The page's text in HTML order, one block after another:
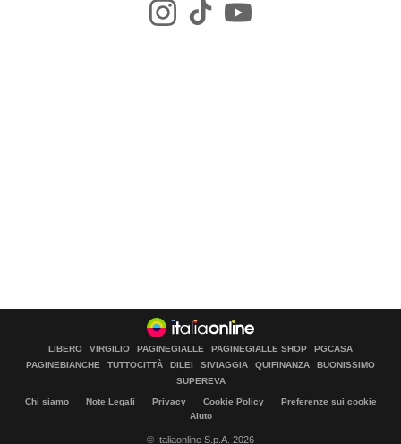
LIBERO VIRGILIO PAGINEGIALLE PAGINEGIALLE SHOP
PGCASA
PAGINEBIANCHE
TUTTOCITTÀ DILEI SIVIAGGIA QUIFINANZA
BUONISSIMO
SUPEREVA
Chi siamo Note Legali Privacy Cookie Policy
Preferenze sui cookie
Aiuto
© Italiaonline S.p.A. 2026